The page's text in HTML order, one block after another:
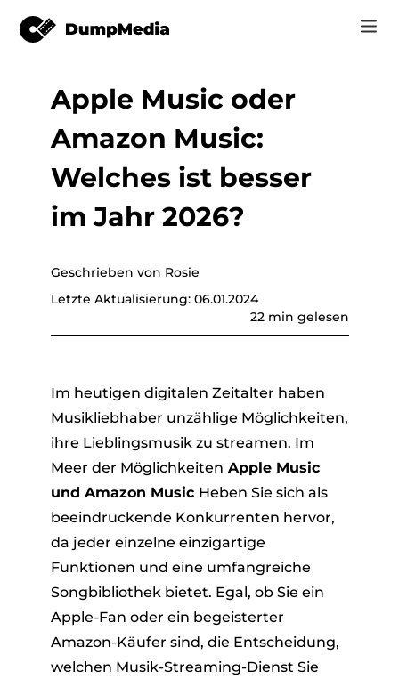
Musik
Video
Online-Tools
Spotify zu mp3
Suno zu MP3
Unterstützung
Anmelden
Jetzt registrieren
Apple Music oder
Amazon Music:
Welches ist besser
im Jahr 2026?
Geschrieben von Rosie
Letzte Aktualisierung: 06.01.2024
22 min gelesen
Im heutigen digitalen Zeitalter haben
Musikliebhaber unzählige Möglichkeiten,
ihre Lieblingsmusik zu streamen. Im
Meer der Möglichkeiten Apple Music
und Amazon Music Heben Sie sich als
beeindruckende Konkurrenten hervor,
da jeder einzelne einzigartige
Funktionen und eine umfangreiche
Songbibliothek bietet. Egal, ob Sie ein
Apple-Fan oder ein begeisterter
Amazon-Käufer sind, die Entscheidung,
welchen Musik-Streaming-Dienst Sie